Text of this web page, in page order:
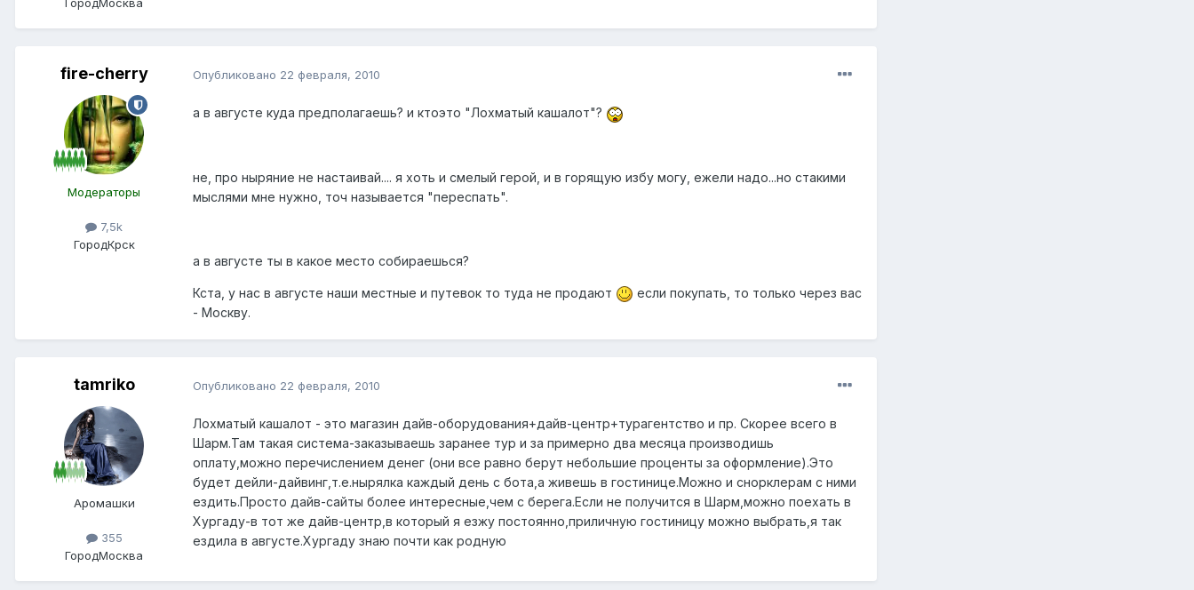
fire-cherry
Модераторы
7,5k
ГородКрск
Опубликовано 22 февраля, 2010
а в августе куда предполагаешь? и ктоэто "Лохматый кашалот"?
не, про ныряние не настаивай.... я хоть и смелый герой, и в горящую избу могу, ежели надо...но стакими
мыслями мне нужно, точ называется "переспать".
а в августе ты в какое место собираешься?
Кста, у нас в августе наши местные и путевок то туда не продают
если покупать, то только через вас
- Москву.
tamriko
Аромашки
355
ГородМосква
Опубликовано 22 февраля, 2010
Лохматый кашалот - это магазин дайв-оборудования+дайв-центр+турагентство и пр. Скорее всего в
Шарм.Там такая система-заказываешь заранее тур и за примерно два месяца производишь
оплату,можно перечислением денег (они все равно берут небольшие проценты за оформление).Это
будет дейли-дайвинг,т.е.нырялка каждый день с бота,а живешь в гостинице.Можно и снорклерам с ними
ездить.Просто дайв-сайты более интересные,чем с берега.Если не получится в Шарм,можно поехать в
Хургаду-в тот же дайв-центр,в который я езжу постоянно,приличную гостиницу можно выбрать,я так
ездила в августе.Хургаду знаю почти как родную